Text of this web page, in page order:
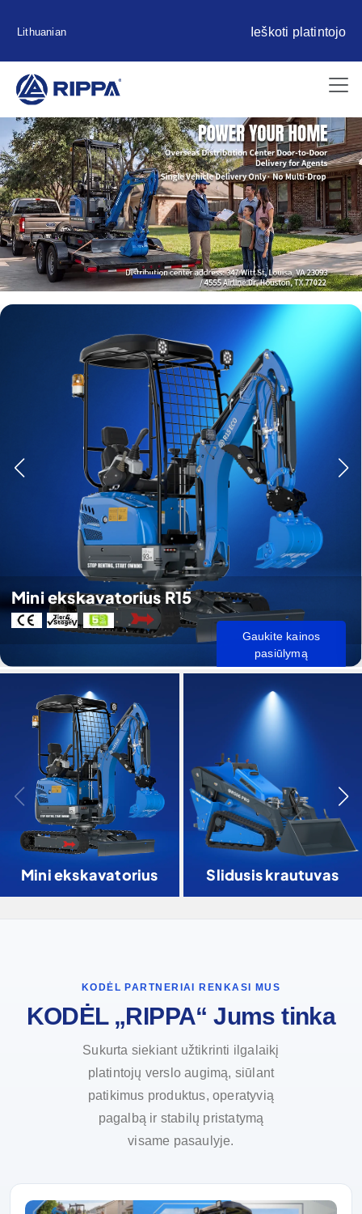
Lithuanian Ieškoti platintojo
Mini ekskavatorius R15
Gaukite kainos
pasiūlymą
Mini ekskavatorius Slidusis krautuvas
KODĖL PARTNERIAI RENKASI MUS
KODĖL „RIPPA“ Jums tinka
Sukurta siekiant užtikrinti ilgalaikį
platintojų verslo augimą, siūlant
patikimus produktus, operatyvią
pagalbą ir stabilų pristatymą
visame pasaulyje.